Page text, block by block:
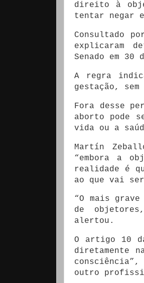
direito à
tentar negar
Consultado
explicaram
Senado em
A regra
gestação, sem
Fora desse
aborto pode
vida
ou a
Martín
“embora a
realidade é
ao que vai
“O mais
de
alertou.
O artigo 10
diretamente
outro